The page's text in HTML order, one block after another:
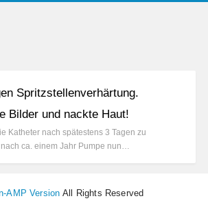
Spritzstellenverhärtung.
Bilder und nackte Haut!
Katheter nach spätestens 3 Tagen zu
ca. einem Jahr Pumpe nun…
AMP Version All Rights Reserved